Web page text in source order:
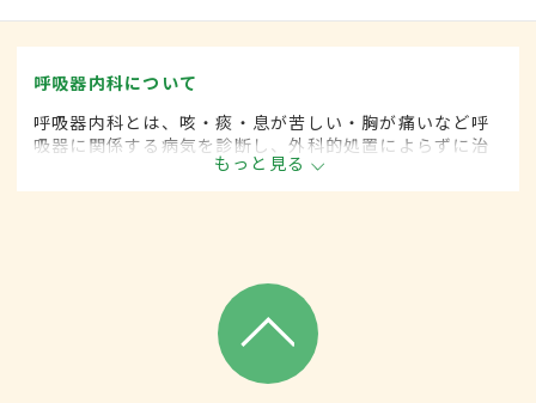
呼吸器内科について
呼吸器内科とは、咳・痰・息が苦しい・胸が痛いなど呼
吸器に関係する病気を診断し、外科的処置によらずに治
療する内科の一領域です。平成20年4月の制度改正前
は、呼吸器科と呼ばれていました。
もっと見る